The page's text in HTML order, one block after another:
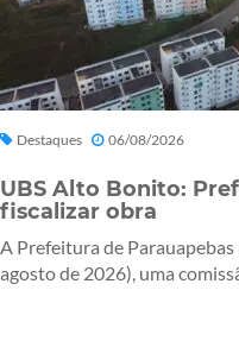
Destaques 06/08/2026
UBS Alto Bonito:
fiscalizar obra
A Prefeitura de
agosto de 2026), uma